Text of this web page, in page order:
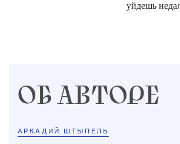
уйдешь
ОБ АВТОРЕ
АРКАДИЙ ШТЫПЕЛЬ